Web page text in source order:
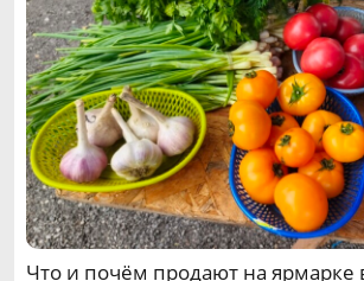
Что и почём продают на ярмарке